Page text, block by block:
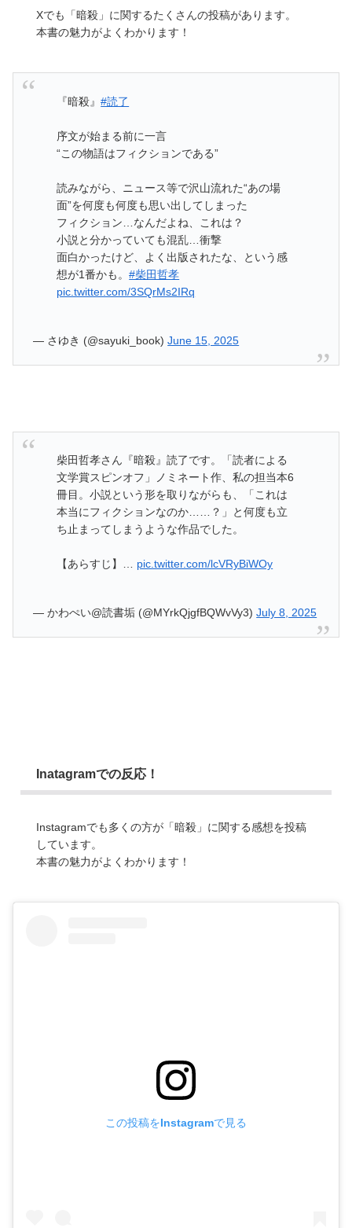
Xでも「暗殺」に関するたくさんの投稿があります。
本書の魅力がよくわかります！
『暗殺』#読了
序文が始まる前に一言
“この物語はフィクションである”
読みながら、ニュース等で沢山流れた“あの場
面”を何度も何度も思い出してしまった
フィクション…なんだよね、これは？
小説と分かっていても混乱…衝撃
面白かったけど、よく出版されたな、という感
想が1番かも。#柴田哲孝
pic.twitter.com/3SQrMs2IRq
— さゆき (@sayuki_book)June 15, 2025
柴田哲孝さん『暗殺』読了です。「読者による
文学賞スピンオフ」ノミネート作、私の担当本6
冊目。小説という形を取りながらも、「これは
本当にフィクションなのか……？」と何度も立
ち止まってしまうような作品でした。
【あらすじ】… pic.twitter.com/lcVRyBiWOy
— かわぺい@読書垢 (@MYrkQjgfBQWvVy3)July 8, 2025
Inatagramでの反応！
Instagramでも多くの方が「暗殺」に関する感想を投稿
しています。
本書の魅力がよくわかります！
この投稿をInstagramで見る